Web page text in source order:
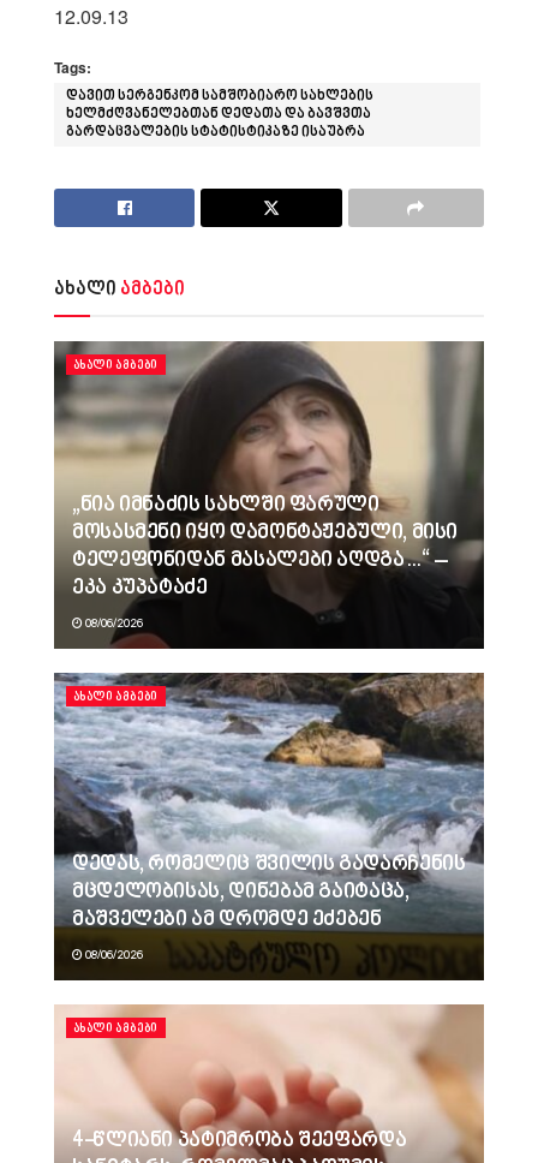
12.09.13
Tags:
დავით სერგენკომ სამშობიარო სახლების
ხელმძღვანელებთან დედათა და ბავშვთა
გარდაცვალების სტატისტიკაზე ისაუბრა
ახალი ამბები
ᲐᲮᲐᲚᲘ ᲐᲛᲑᲔᲑᲘ
„ნია იმნაძის სახლში ფარული
მოსასმენი იყო დამონტაჟებული, მისი
ტელეფონიდან მასალები აღდგა…“ –
ეკა კუპატაძე
08/06/2026
ᲐᲮᲐᲚᲘ ᲐᲛᲑᲔᲑᲘ
დედას, რომელიც შვილის გადარჩენის
მცდელობისას, დინებამ გაიტაცა,
მაშველები ამ დრომდე ეძებენ
08/06/2026
ᲐᲮᲐᲚᲘ ᲐᲛᲑᲔᲑᲘ
4-წლიანი პატიმრობა შეეფარდა